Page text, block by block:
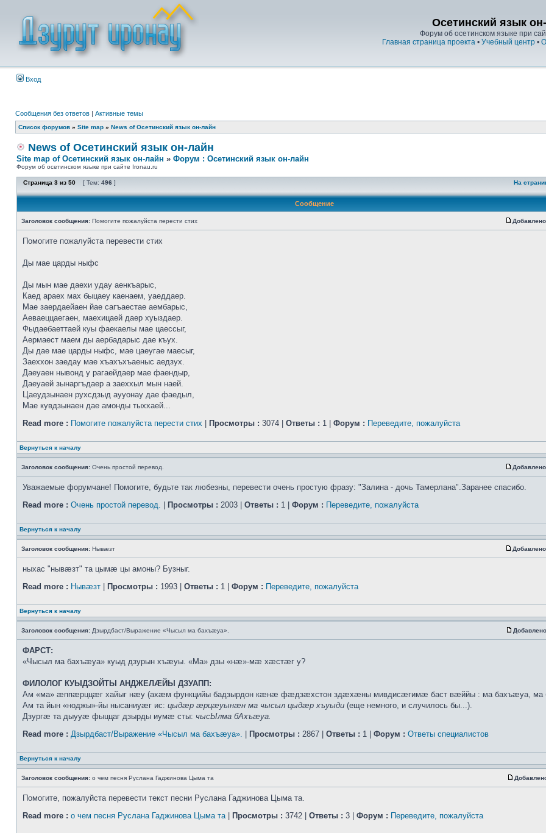
Осетинский язык
Форум об осетинском языке при
Главная страница проекта • Учебный центр •
Вход
Сообщения без ответов | Активные темы
Список форумов » Site map » News of Осетинский язык он-лайн
News of Осетинский язык он-лайн
Site map of Осетинский язык он-лайн » Форум : Осетинский язык он-лайн
Форум об осетинском языке при сайте Ironau.ru
Страница 3 из 50 [ Тем: 496 ] На
Сообщение
Заголовок сообщения: Помогите пожалуйста перести стих
Помогите пожалуйста перевести стих
Ды мае царды ныфс
Ды мын мае даехи удау аенкъарыс,
Каед араех мах быцаеу каенаем, уаеддаер.
Мае заердаейаен йае сагъаестае аембарыс,
Аеваеццаегаен, маехицаей даер хуыздаер.
Фыдаебаеттаей куы фаекаелы мае цаессыг,
Аермаест маем ды аербадарыс дае къух.
Ды дае мае царды ныфс, мае цаеугае маесыг,
Заеххон заедау мае хъахъхъаеныс аедзух.
Даеуаен нывонд у рагаейдаер мае фаендыр,
Даеуаей зынаргъдаер а заеххыл мын наей.
Цаеудзынаен рухсдзыд аууонау дае фаедыл,
Мае кувдзынаен дае амонды тыххаей...
Read more : Помогите пожалуйста перести стих Просмотры : 3074 | Ответы : 1 | Форум : Переведите, пожалуйста
Вернуться к началу
Заголовок сообщения: Очень простой перевод.
Уважаемые форумчане! Помогите, будьте так любезны, перевести очень простую фразу: "Залина - дочь Тамерлана".Заранее спасибо.
Read more : Очень простой перевод. Просмотры : 2003 | Ответы : 1 | Форум : Переведите, пожалуйста
Вернуться к началу
Заголовок сообщения: Нывæзт
ныхас "нывæзт" та цымæ цы амоны? Бузныг.
Read more : Нывæзт Просмотры : 1993 | Ответы : 1 | Форум : Переведите, пожалуйста
Вернуться к началу
Заголовок сообщения: Дзырдбаст/Выражение «Чысыл ма бахъæуа».
ФАРСТ:
«Чысыл ма бахъæуа» куыд дзурын хъæуы. «Ма» дзы «нæ»-мæ хæстæг у?
ФИЛОЛОГ КУЫДЗОЙТЫ АНДЖЕЛÆЙЫ ДЗУАПП:
Ам «ма» æппæрццæг хайыг нæу (ахæм функцийы бадзырдон кæнæ фæдзæхстон здæхæны мивдисæгимæ баст вæййы : ма бахъæуа,
Ам та йын «ноджы»-йы нысаниуæг ис: цыдæр æрцæуынæн ма чысыл цыдæр хъуыди (еще немного, и случилось бы...).
Дзургæ та дыууæ фыццаг дзырды иумæ сты: чысЫлма бАхъæуа.
Read more : Дзырдбаст/Выражение «Чысыл ма бахъæуа». Просмотры : 2867 | Ответы : 1 | Форум : Ответы специалистов
Вернуться к началу
Заголовок сообщения: о чем песня Руслана Гаджинова Цыма та
Помогите, пожалуйста перевести текст песни Руслана Гаджинова Цыма та.
Read more : о чем песня Руслана Гаджинова Цыма та| Просмотры : 3742 | Ответы : 3 | Форум : Переведите, пожалуйста